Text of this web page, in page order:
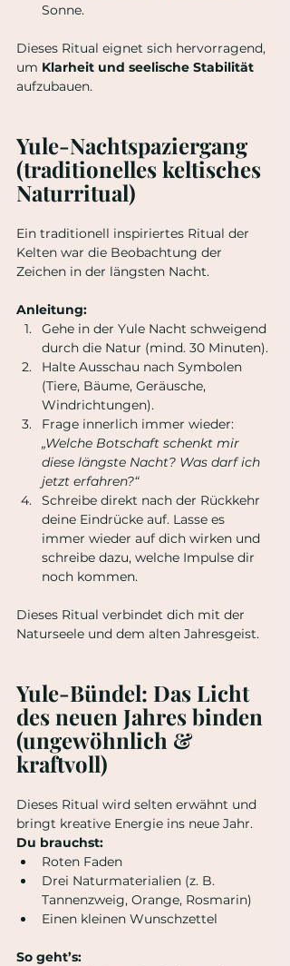
Sonne.
Dieses Ritual eignet sich hervorragend,
um Klarheit und seelische Stabilität
aufzubauen.
Yule-Nachtspaziergang
(traditionelles keltisches
Naturritual)
Ein traditionell inspiriertes Ritual der
Kelten war die Beobachtung der
Zeichen in der längsten Nacht.
Anleitung:
Gehe in der Yule Nacht schweigend
durch die Natur (mind. 30 Minuten).
Halte Ausschau nach Symbolen
(Tiere, Bäume, Geräusche,
Windrichtungen).
Frage innerlich immer wieder:
„Welche Botschaft schenkt mir
diese längste Nacht? Was darf ich
jetzt erfahren?“
Schreibe direkt nach der Rückkehr
deine Eindrücke auf. Lasse es
immer wieder auf dich wirken und
schreibe dazu, welche Impulse dir
noch kommen.
Dieses Ritual verbindet dich mit der
Naturseele und dem alten Jahresgeist.
Yule-Bündel: Das Licht
des neuen Jahres binden
(ungewöhnlich &
kraftvoll)
Dieses Ritual wird selten erwähnt und
bringt kreative Energie ins neue Jahr.
Du brauchst:
Roten Faden
Drei Naturmaterialien (z. B.
Tannenzweig, Orange, Rosmarin)
Einen kleinen Wunschzettel
So geht’s: